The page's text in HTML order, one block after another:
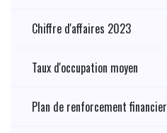
Chiffre d'affaires 2023
Taux d'occupation moyen
Plan de renforcement financier